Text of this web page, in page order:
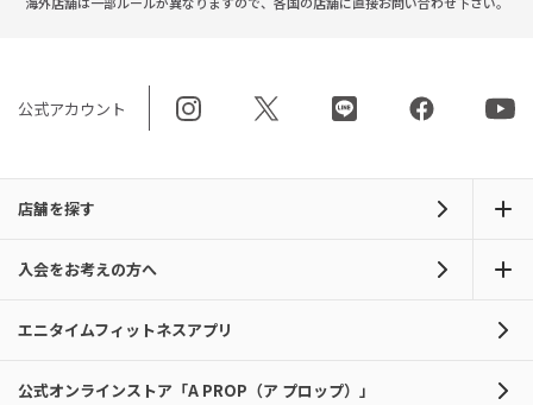
公式アカウント
店舗を探す
入会をお考えの方へ
エニタイムフィットネスアプリ
公式オンラインストア「A PROP（ア プロップ）」